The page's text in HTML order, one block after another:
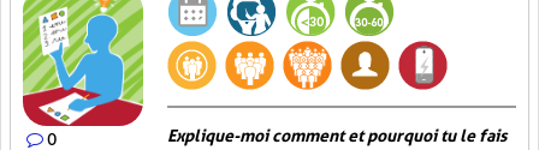
0 Explique-moi comment et pourquoi tu le fais